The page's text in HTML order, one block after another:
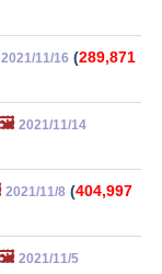
2021/11/16 (289,871
2021/11/14
2021/11/8 (404,997
2021/11/5